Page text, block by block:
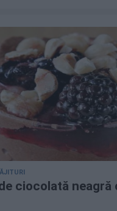
ciocolată neagră